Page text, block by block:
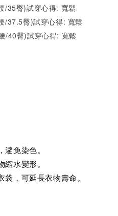
/35臀)試穿心得: 寬鬆
/37.5臀)試穿心得: 寬鬆
/40臀)試穿心得: 寬鬆
免染色。
水變形。
，可延長衣物壽命。